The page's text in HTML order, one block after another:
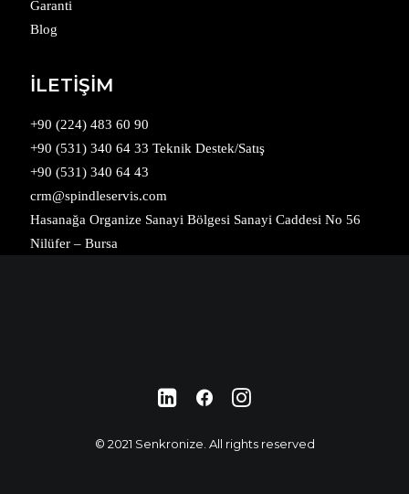
Garanti
Blog
İLETİŞİM
+90 (224) 483 60 90
+90 (531) 340 64 33 Teknik Destek/Satış
+90 (531) 340 64 43
crm@spindleservis.com
Hasanağa Organize Sanayi Bölgesi Sanayi Caddesi No 56
Nilüfer – Bursa
© 2021 Senkronize. All rights reserved